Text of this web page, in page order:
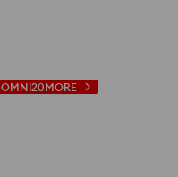
OMNI20MORE